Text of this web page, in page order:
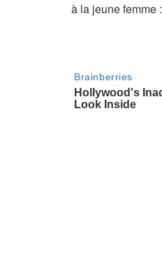
à la jeune femme :